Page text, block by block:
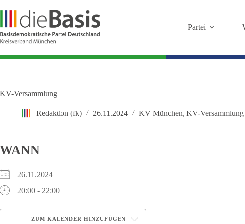
Inhalt
springen
Partei
KV-Versammlung
Redaktion (fk) 26.11.2024 KV München, KV-Versammlung
WANN
26.11.2024
20:00 - 22:00
ZUM KALENDER HINZUFÜGEN